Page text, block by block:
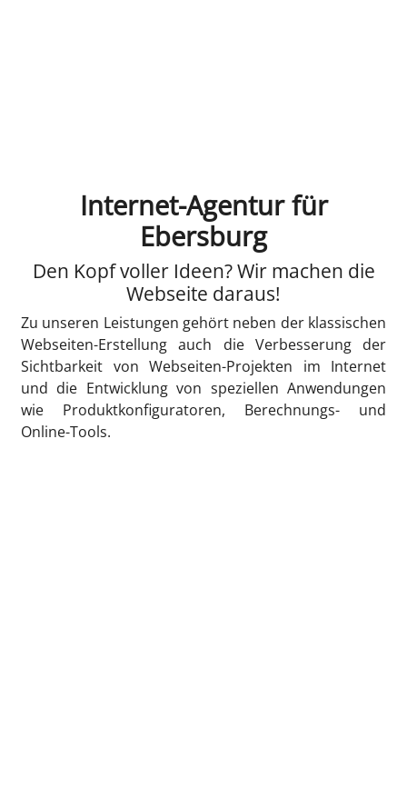
Internet-Agentur für
Ebersburg
Den Kopf voller Ideen? Wir machen die
Webseite daraus!
Zu unseren Leistungen gehört neben der klassischen
Webseiten-Erstellung auch die Verbesserung der
Sichtbarkeit von Webseiten-Projekten im Internet
und die Entwicklung von speziellen Anwendungen
wie Produktkonfiguratoren, Berechnungs- und
Online-Tools.